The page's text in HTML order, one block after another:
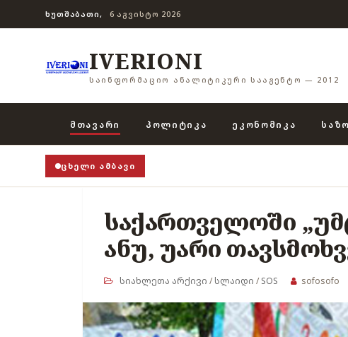
ᲮᲣᲗᲨᲐᲑᲐᲗᲘ, 6 ᲐᲒᲕᲘᲡᲢᲝ 2026
IVERIONI
ᲡᲐᲘᲜᲤᲝᲠᲛᲐᲪᲘᲝ ᲐᲜᲐᲚᲘᲢᲘᲙᲣᲠᲘ ᲡᲐᲐᲒᲔᲜᲢᲝ — 2012
ᲛᲗᲐᲕᲐᲠᲘ ᲞᲝᲚᲘᲢᲘᲙᲐ ᲔᲙᲝᲜᲝᲛᲘᲙᲐ
ᲪᲮᲔᲚᲘ ᲐᲛᲑᲐᲕᲘ
საქართველოში
ანუ, უარი
სიახლეთა არქივი /სლაიდი /SOS sofosofo